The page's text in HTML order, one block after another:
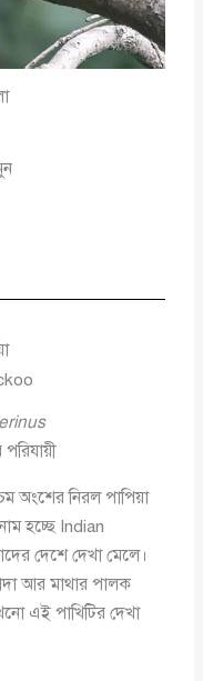
অংশের নিরল পাপিয়া
হচ্ছে Indian
দেশে দেখা মেলে।
আর মাথার পালক
এই পাখিটির দেখা